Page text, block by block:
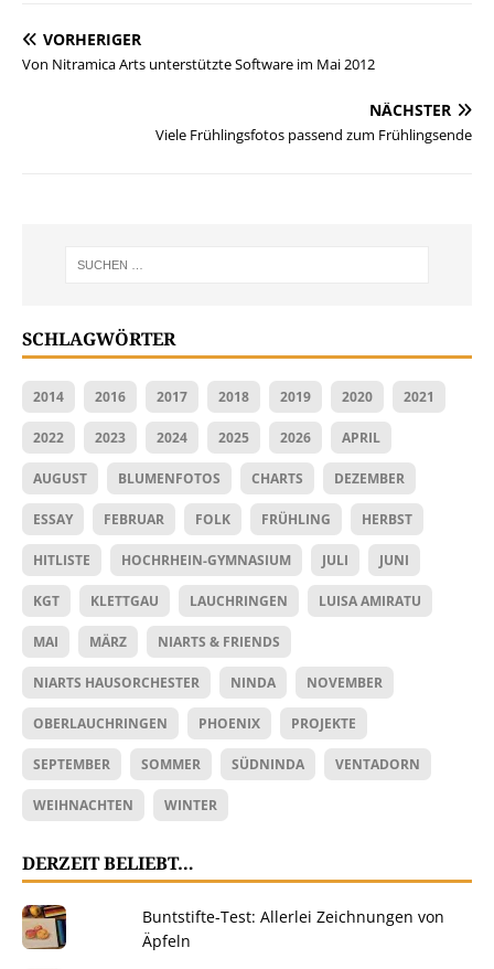
VORHERIGER
Von Nitramica Arts unterstützte Software im Mai 2012
NÄCHSTER
Viele Frühlingsfotos passend zum Frühlingsende
SCHLAGWÖRTER
2014 2016 2017 2018 2019 2020 2021
2022 2023 2024 2025 2026 APRIL
AUGUST BLUMENFOTOS CHARTS DEZEMBER
ESSAY FEBRUAR FOLK FRÜHLING HERBST
HITLISTE HOCHRHEIN-GYMNASIUM JULI JUNI
KGT KLETTGAU LAUCHRINGEN LUISA AMIRATU
MAI MÄRZ NIARTS & FRIENDS
NIARTS HAUSORCHESTER NINDA NOVEMBER
OBERLAUCHRINGEN PHOENIX PROJEKTE
SEPTEMBER SOMMER SÜDNINDA VENTADORN
WEIHNACHTEN WINTER
DERZEIT BELIEBT…
Buntstifte-Test: Allerlei Zeichnungen von
Äpfeln